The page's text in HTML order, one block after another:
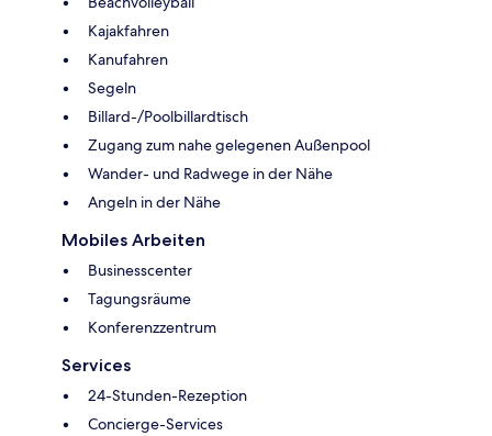
Kajakfahren
Kanufahren
Segeln
Billard-/Poolbillardtisch
Zugang zum nahe gelegenen Außenpool
Wander- und Radwege in der Nähe
Angeln in der Nähe
Mobiles Arbeiten
Businesscenter
Tagungsräume
Konferenzzentrum
Services
24-Stunden-Rezeption
Concierge-Services